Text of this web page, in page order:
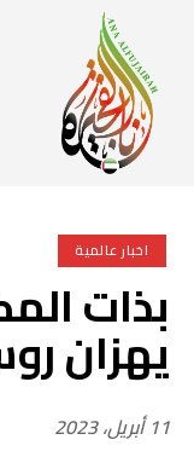
اخبار عالمية
بذات
يهزان
11 أبريل، 2023